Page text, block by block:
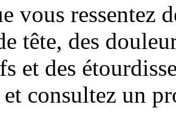
vous ressentez
tête, des
et des
consultez un